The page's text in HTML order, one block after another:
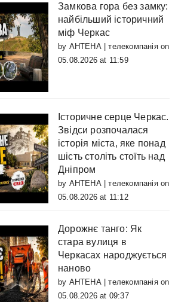
Замкова гора без замку:
найбільший історичний
міф Черкас
by АНТЕНА | телекомпаніяon
05.08.2026 at 11:59
Історичне серце Черкас.
Звідси розпочалася
історія міста, яке понад
шість століть стоїть над
Дніпром
by АНТЕНА | телекомпаніяon
05.08.2026 at 11:12
Дорожнє танго: Як
стара вулиця в
Черкасах народжується
наново
by АНТЕНА | телекомпаніяon
05.08.2026 at 09:37